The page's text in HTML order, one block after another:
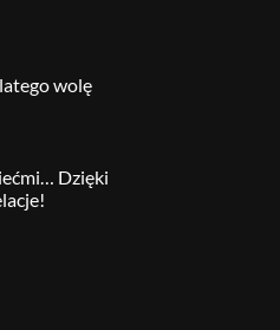
wolę
Dzięki